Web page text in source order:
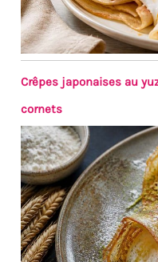
Crêpes japonaises au
cornets